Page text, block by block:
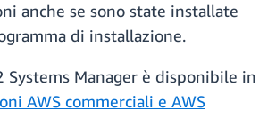
anche se sono state installate
di installazione.
Systems Manager è disponibile in
AWS commerciali e AWS